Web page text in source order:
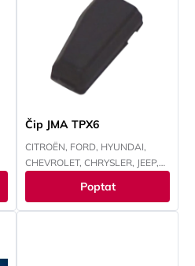
SMART, SUBARU, SUZUKI,
TOYOTA, VOKSWAGEN,
Čip JMA TPX6
CITROËN, FORD, HYUNDAI,
CHEVROLET, CHRYSLER, JEEP,
MITSUBISHI, NISSAN, PEUGEOT,
RENAULT, SUBARU, SUZUKI,
Poptat